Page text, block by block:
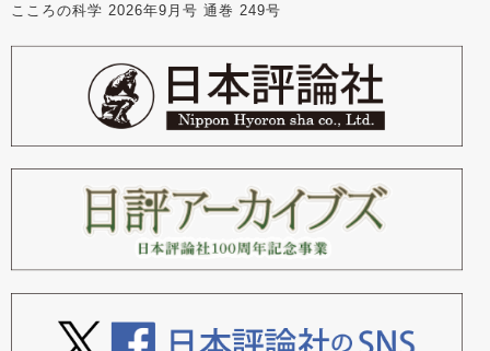
こころの科学 2026年9月号 通巻 249号